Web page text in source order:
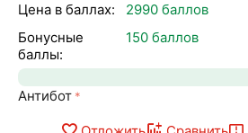
Цена в баллах:
2990 баллов
Бонусные
баллы:
150 баллов
Антибот